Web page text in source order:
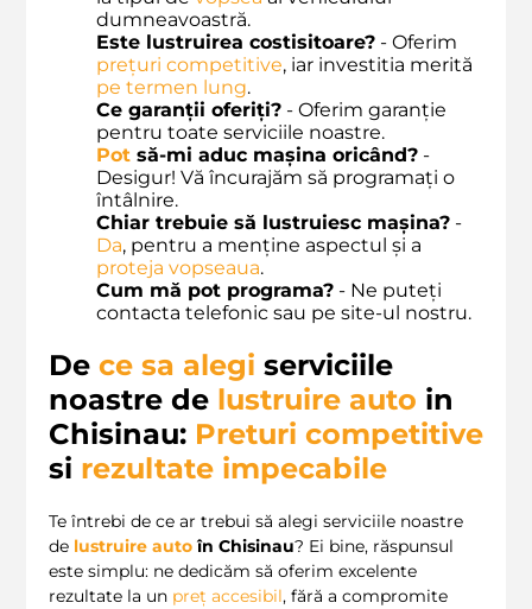
dumneavoastră.
Este lustruirea costisitoare? - Oferim
prețuri competitive, iar investitia merită
pe termen lung.
Ce garanții oferiți? - Oferim garanție
pentru toate serviciile noastre.
Pot să-mi aduc mașina oricând? -
Desigur! Vă încurajăm să programați o
întâlnire.
Chiar trebuie să lustruiesc mașina? -
Da, pentru a menține aspectul și a
proteja vopseaua.
Cum mă pot programa? - Ne puteți
contacta telefonic sau pe site-ul nostru.
De ce sa alegi serviciile
noastre de lustruire auto in
Chisinau: Preturi competitive
si rezultate impecabile
Te întrebi de ce ar trebui să alegi serviciile noastre
de lustruire auto în Chisinau? Ei bine, răspunsul
este simplu: ne dedicăm să oferim excelente
rezultate la un preț accesibil, fără a compromite